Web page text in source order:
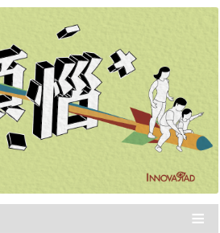
：當代家長的
證，不浪費你的時間，直接
，報名從速！
≡